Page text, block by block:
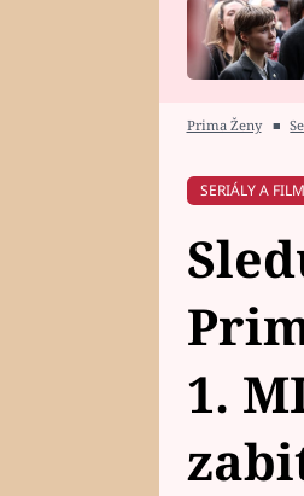
HOROSKOP NA
Prima Ženy ■
SERIÁLY A
1.